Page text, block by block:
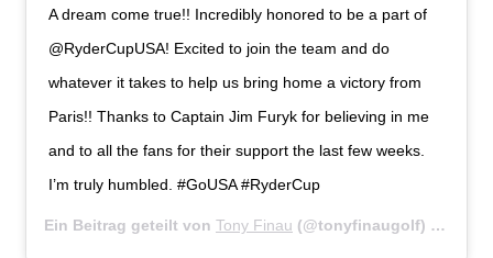
‪A dream come true!! Incredibly honored to be a part of
@RyderCupUSA! Excited to join the team and do
whatever it takes to help us bring home a victory from
Paris!! Thanks to Captain Jim Furyk for believing in me
and to all the fans for their support the last few weeks.
I’m truly humbled. #GoUSA #RyderCup‬
Ein Beitrag geteilt von Tony Finau (@tonyfinaugolf) am